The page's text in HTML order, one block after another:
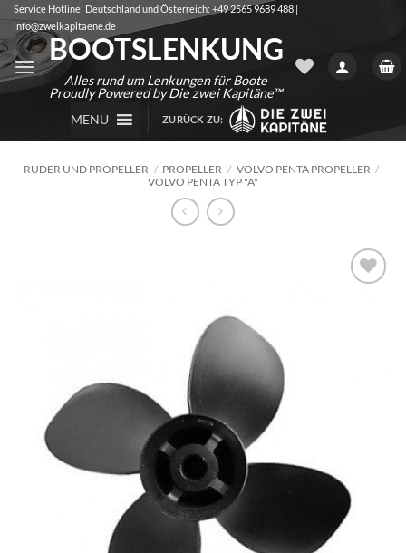
Zum
Inhalt
springen
Service Hotline: Deutschland und Österreich: +49 2565 9689 488 |
info@zweikapitaene.de
BOOTSLENKUNG
Alles rund um Lenkungen für Boote
Proudly Powered by Die zwei Kapitäne™
MENU
ZURÜCK ZU:
RUDER UND PROPELLER / PROPELLER / VOLVO PENTA PROPELLER /
VOLVO PENTA TYP "A"